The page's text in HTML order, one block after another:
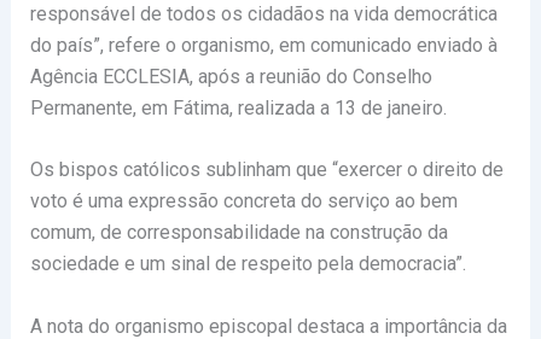
responsável de todos os cidadãos na vida democrática
do país”, refere o organismo, em comunicado enviado à
Agência ECCLESIA, após a reunião do Conselho
Permanente, em Fátima, realizada a 13 de janeiro.
Os bispos católicos sublinham que “exercer o direito de
voto é uma expressão concreta do serviço ao bem
comum, de corresponsabilidade na construção da
sociedade e um sinal de respeito pela democracia”.
A nota do organismo episcopal destaca a importância da